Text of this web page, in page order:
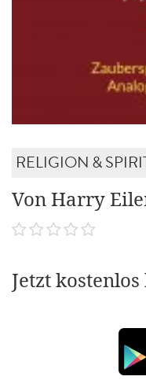
RELIGION &
Von Harry
Jetzt